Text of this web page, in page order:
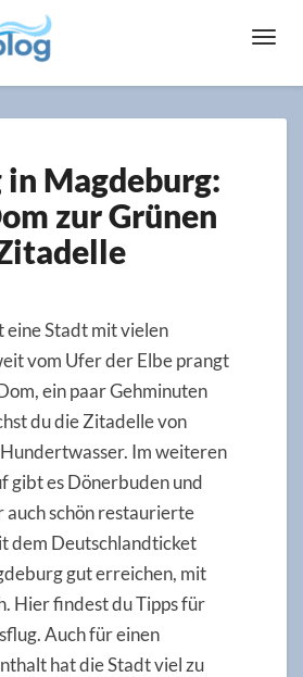
Tag
in
Magdeburg:
Vom
Dom
Grünen
Zitadelle
in Magdeburg:
zur Grünen
eine Stadt mit vielen
vom Ufer der Elbe prangt
ein paar Gehminuten
du die Zitadelle von
Im weiteren
gibt es Dönerbuden und
auch schön restaurierte
dem Deutschlandticket
gut erreichen, mit
Hier findest du Tipps für
Auch für einen
hat die Stadt viel zu